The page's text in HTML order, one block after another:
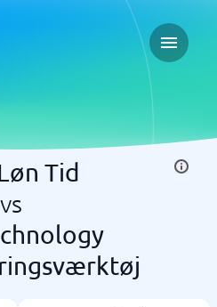
Open
Tid
vs